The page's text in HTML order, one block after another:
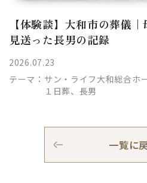
【体験談】大和市の葬儀
見送った長男の記録
2026.07.23
テーマ： サン・ライフ大和総合ホ
１日葬、長男
一覧に